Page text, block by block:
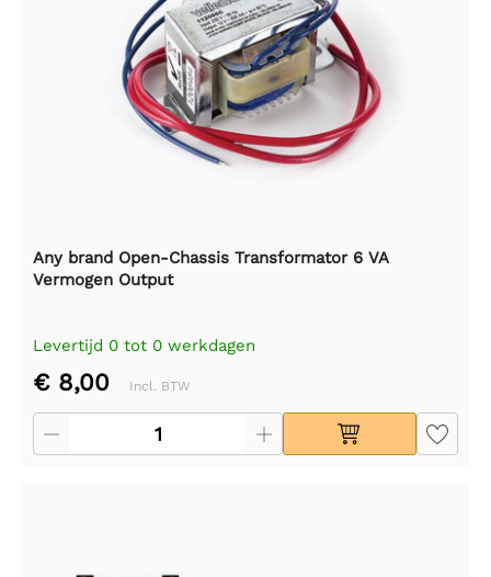
Any brand Open-Chassis Transformator 6 VA
Vermogen Output
Levertijd 0 tot 0 werkdagen
€ 8,00 Incl. BTW